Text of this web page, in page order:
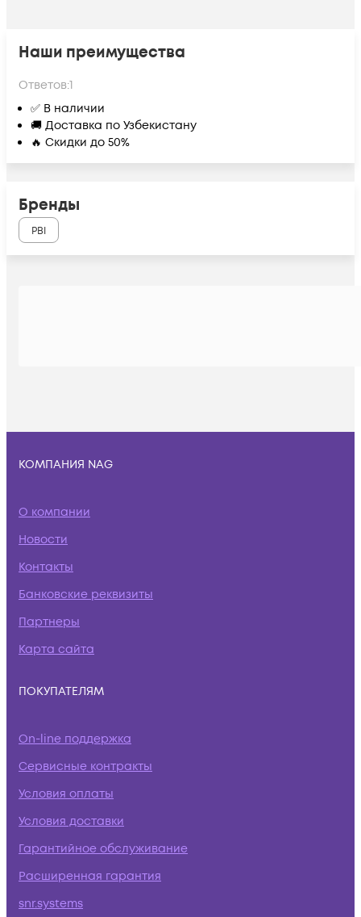
Наши преимущества
Ответов:1
✅ В наличии
🚚 Доставка по Узбекистану
🔥 Скидки до 50%
Бренды
PBI
КОМПАНИЯ NAG
О компании
Новости
Контакты
Банковские реквизиты
Партнеры
Карта сайта
ПОКУПАТЕЛЯМ
On-line поддержка
Сервисные контракты
Условия оплаты
Условия доставки
Гарантийное обслуживание
Расширенная гарантия
snr.systems